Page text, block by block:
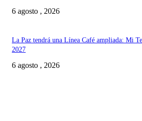
6 agosto , 2026
La Paz tendrá una Línea Café ampliada: Mi
2027
6 agosto , 2026